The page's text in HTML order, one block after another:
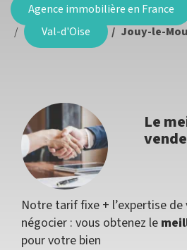
Agence immobilière en France
Val-d'Oise
Jouy-le-
Le
Notre tarif fixe + l’expertise
négocier : vous obtenez le
pour votre bien